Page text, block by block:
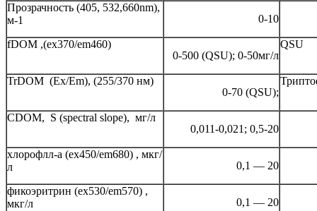
Прозрачность (405, 532,660nm),
м-1
0-10
fDOM ,(ex370/em460)
0-500 (QSU); 0-50мг/л
QSU
TrDOM (Ex/Em), (255/370 нм)
0-70 (QSU);
CDOM, S (spectral slope), мг/л
0,011-0,021; 0,5-20
хлорофлл-а (ex450/em680) , мкг/
л
0,1 — 20
фикоэритрин (ex530/em570) ,
мкг/л
0,1 — 20